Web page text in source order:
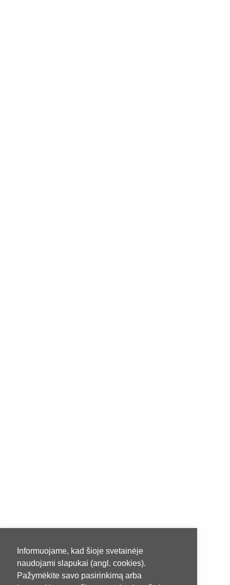
Informuojame, kad šioje svetainėje
naudojami slapukai (angl. cookies).
Pažymėkite savo pasirinkimą arba